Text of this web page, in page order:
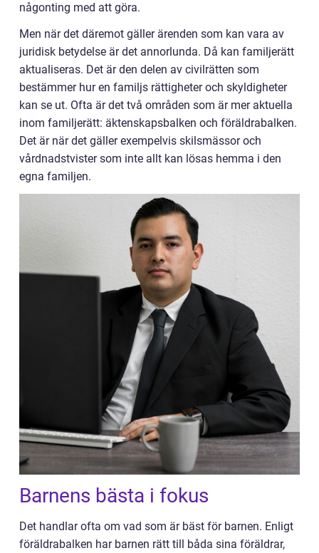
någonting med att göra.
Men när det däremot gäller ärenden som kan vara av
juridisk betydelse är det annorlunda. Då kan familjerätt
aktualiseras. Det är den delen av civilrätten som
bestämmer hur en familjs rättigheter och skyldigheter
kan se ut. Ofta är det två områden som är mer aktuella
inom familjerätt: äktenskapsbalken och föräldrabalken.
Det är när det gäller exempelvis skilsmässor och
vårdnadstvister som inte allt kan lösas hemma i den
egna familjen.
Barnens bästa i fokus
Det handlar ofta om vad som är bäst för barnen. Enligt
föräldrabalken har barnen rätt till båda sina föräldrar,